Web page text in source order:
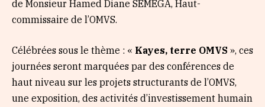
de Monsieur Hamed Diane SEMEGA, Haut-
commissaire de l’OMVS.
Célébrées sous le thème : « Kayes, terre OMVS », ces
journées seront marquées par des conférences de
haut niveau sur les projets structurants de l’OMVS,
une exposition, des activités d’investissement humain